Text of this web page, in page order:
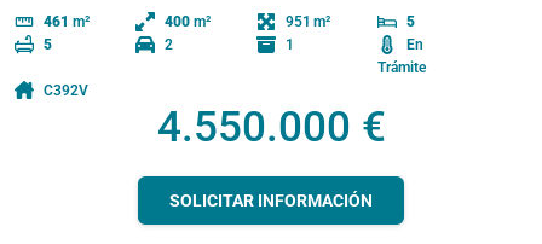
461 m² 400 m² 951
5
5
2 1
En
Trámite
C392V
4.550.000 €
SOLICITAR INFORMACIÓN